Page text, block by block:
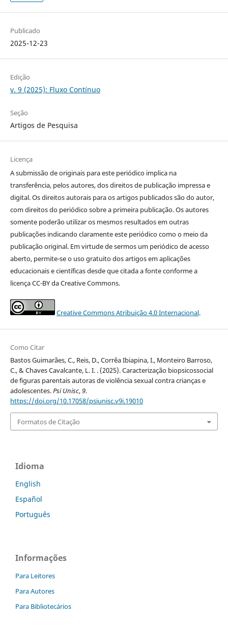
Publicado
2025-12-23
Edição
v. 9 (2025): Fluxo Contínuo
Seção
Artigos de Pesquisa
Licença
A submissão de originais para este periódico implica na
transferência, pelos autores, dos direitos de publicação impressa e
digital. Os direitos autorais para os artigos publicados são do autor,
com direitos do periódico sobre a primeira publicação. Os autores
somente poderão utilizar os mesmos resultados em outras
publicações indicando claramente este periódico como o meio da
publicação original. Em virtude de sermos um periódico de acesso
aberto, permite-se o uso gratuito dos artigos em aplicações
educacionais e científicas desde que citada a fonte conforme a
licença CC-BY da Creative Commons.
Creative Commons Atribuição 4.0 Internacional.
Como Citar
Bastos Guimarães, C., Reis, D., Corrêa Ibiapina, I., Monteiro Barroso,
C., & Chaves Cavalcante, L. I. . (2025). Caracterização biopsicossocial
de figuras parentais autoras de violência sexual contra crianças e
adolescentes.Psi Unisc,9.
https://doi.org/10.17058/psiunisc.v9i.19010
Formatos de Citação
Idioma
English
Español
Português
Informações
Para Leitores
Para Autores
Para Bibliotecários